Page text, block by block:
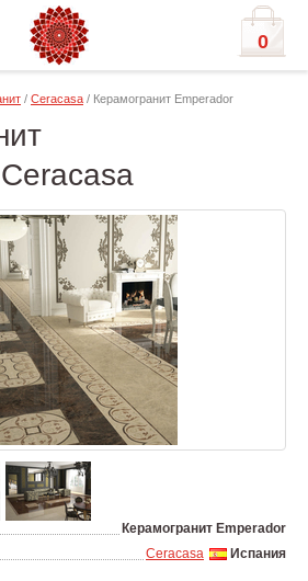
0
/ Ceracasa / Керамогранит Emperador
Керамогранит Emperador
Испания
Ceracasa